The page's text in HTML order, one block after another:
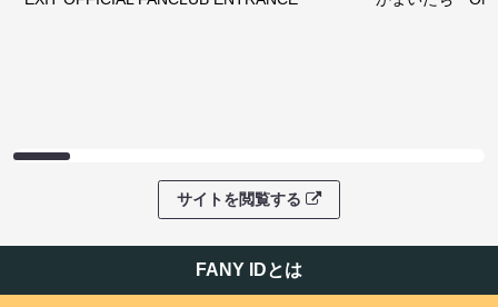
サイトを閲覧する
FANY IDとは